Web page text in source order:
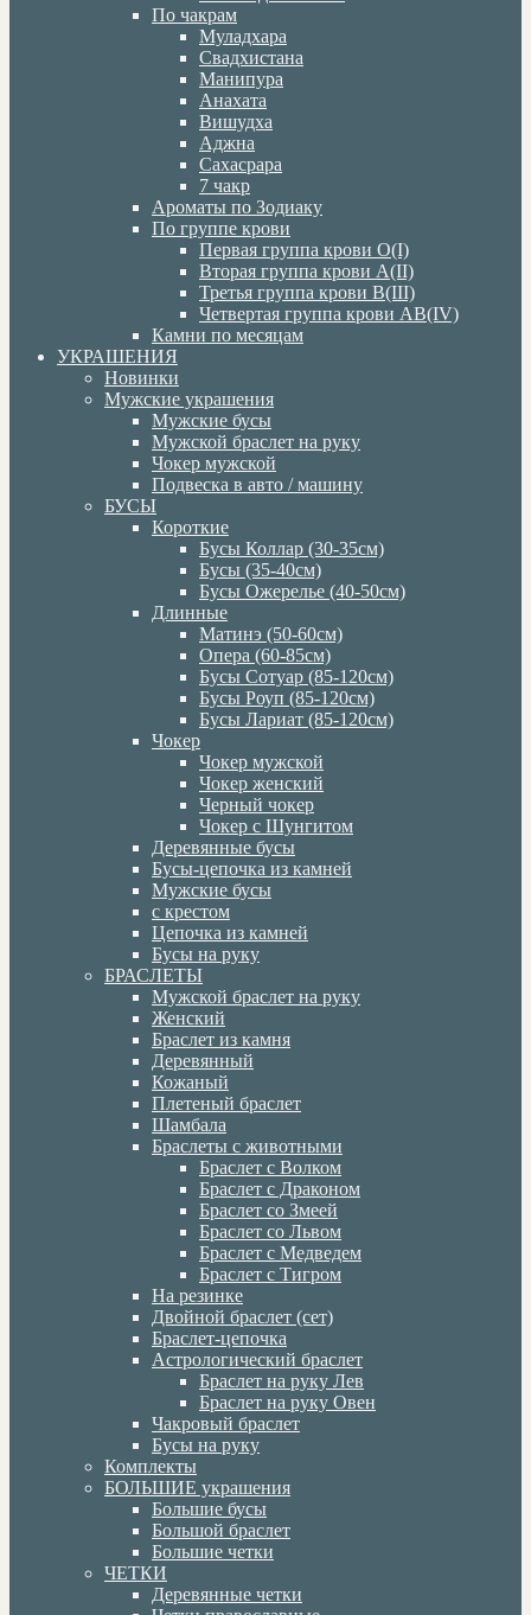
По чакрам
Муладхара
Свадхистана
Манипура
Анахата
Вишудха
Аджна
Сахасрара
7 чакр
Ароматы по Зодиаку
По группе крови
Первая группа крови О(I)
Вторая группа крови А(II)
Третья группа крови В(III)
Четвертая группа крови АВ(IV)
Камни по месяцам
УКРАШЕНИЯ
Новинки
Мужские украшения
Мужские бусы
Мужской браслет на руку
Чокер мужской
Подвеска в авто / машину
БУСЫ
Короткие
Бусы Коллар (30-35см)
Бусы (35-40см)
Бусы Ожерелье (40-50см)
Длинные
Матинэ (50-60см)
Опера (60-85см)
Бусы Сотуар (85-120см)
Бусы Роуп (85-120см)
Бусы Лариат (85-120см)
Чокер
Чокер мужской
Чокер женский
Черный чокер
Чокер с Шунгитом
Деревянные бусы
Бусы-цепочка из камней
Мужские бусы
с крестом
Цепочка из камней
Бусы на руку
БРАСЛЕТЫ
Мужской браслет на руку
Женский
Браслет из камня
Деревянный
Кожаный
Плетеный браслет
Шамбала
Браслеты с животными
Браслет с Волком
Браслет с Драконом
Браслет со Змеей
Браслет со Львом
Браслет с Медведем
Браслет с Тигром
На резинке
Двойной браслет (сет)
Браслет-цепочка
Астрологический браслет
Браслет на руку Лев
Браслет на руку Овен
Чакровый браслет
Бусы на руку
Комплекты
БОЛЬШИЕ украшения
Большие бусы
Большой браслет
Большие четки
ЧЕТКИ
Деревянные четки